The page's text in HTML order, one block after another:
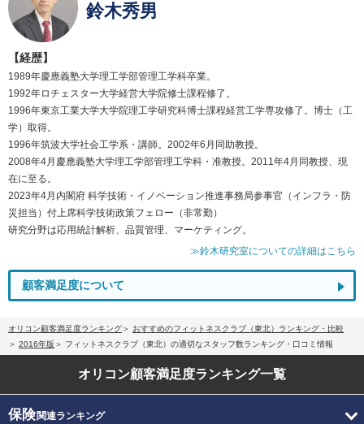
鈴木秀男
【経歴】
1989年慶應義塾大学理工学部管理工学科卒業。
1992年ロチェスター大学経営大学院修士課程修了。
1996年東京工業大学大学院理工学研究科博士課程経営工学専攻修了。博士（工
学）取得。
1996年筑波大学社会工学系・講師。2002年6月同助教授。
2008年4月慶應義塾大学理工学部管理工学科・准教授。2011年4月同教授、現
在に至る。
2023年4月内閣府 科学技術・イノベーション推進事務局参事官（インフラ・防
災担当）付上席科学技術政策フェロー（非常勤）
研究分野は応用統計解析、品質管理、マーケティング。
≫鈴木研究室についての詳細はこちら
顧客満足度について
オリコン顧客満足度ランキング
おすすめのフィットネスクラブ（東北）ランキング・比較
2016年版
フィットネスクラブ（東北）の適切なスタッフ数ランキング・口コミ情報
オリコン顧客満足度ランキング一覧
保険関連ランキング